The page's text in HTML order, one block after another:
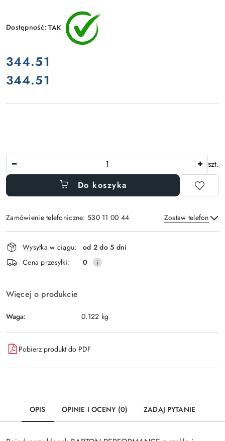
Dostępność:TAK
cena:
344.51
Cena:
344.51
szt.
Do koszyka
Zamówienie telefoniczne: 530 11 00 44 Zostaw telefon
Wyślij
Dostępność
i
dostawa
Wysyłka w ciągu:
od 2 do 5 dni
Cena przesyłki:
0
Więcej o produkcie
Waga: 0.122 kg
Pobierz produkt do PDF
OPIS OPINIE I OCENY (0) ZADAJ PYTANIE